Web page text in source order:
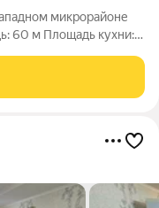
микрорайоне
60 м Площадь кухни:
разместить